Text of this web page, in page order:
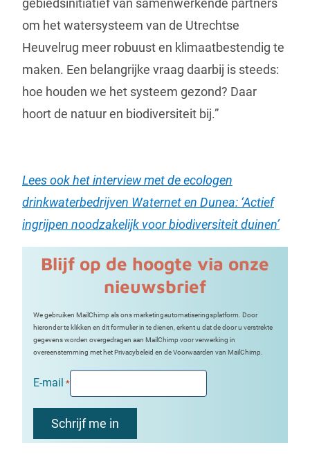
gebiedsinitiatief van samenwerkende partners
om het watersysteem van de Utrechtse
Heuvelrug meer robuust en klimaatbestendig te
maken. Een belangrijke vraag daarbij is steeds:
hoe houden we het systeem gezond? Daar
hoort de natuur en biodiversiteit bij.”
Lees ook het interview met de ecologen
drinkwaterbedrijven Waternet en Dunea: ‘Actief
ingrijpen noodzakelijk voor biodiversiteit duinen’
Blijf op de hoogte via onze
nieuwsbrief
We gebruiken MailChimp als ons marketingautomatiseringsplatform. Door
hieronder te klikken en dit formulier in te dienen, erkent u dat de door u verstrekte
gegevens worden overgedragen aan MailChimp voor verwerking in
overeenstemming met het Privacybeleid en de Voorwaarden van MailChimp.
E-mail *